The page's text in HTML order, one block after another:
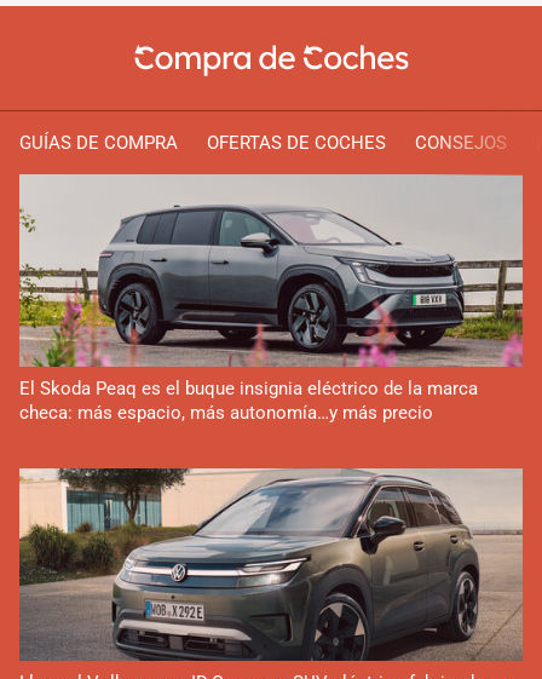
GUÍAS DE COMPRA OFERTAS DE COCHES CONSEJOS
El Skoda Peaq es el buque insignia eléctrico de la marca
checa: más espacio, más autonomía…y más precio